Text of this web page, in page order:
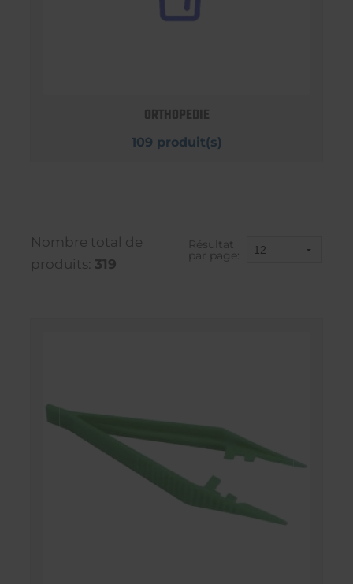
ORTHOPEDIE
109 produit(s)
Nombre total de
produits: 319
Résultat
par page: